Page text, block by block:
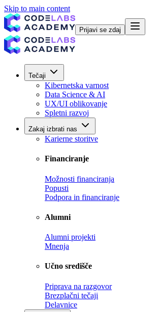
Skip to main content
Prijavi se zdaj
Tečaji
Kibernetska varnost
Data Science & AI
UX/UI oblikovanje
Spletni razvoj
Zakaj izbrati nas
Karierne storitve
Financiranje
Možnosti financiranja
Popusti
Podpora in financiranje
Alumni
Alumni projekti
Mnenja
Učno središče
Priprava na razgovor
Brezplačni tečaji
Delavnice